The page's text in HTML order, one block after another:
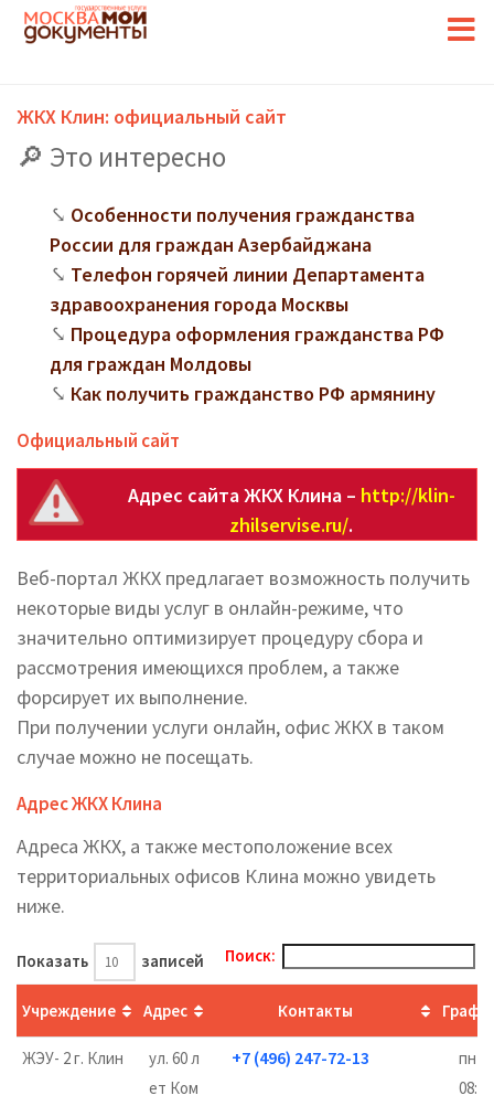
ЖКХ Клин: официальный сайт
Это интересно
Особенности получения гражданства
России для граждан Азербайджана
Телефон горячей линии Департамента
здравоохранения города Москвы
Процедура оформления гражданства РФ
для граждан Молдовы
Как получить гражданство РФ армянину
Официальный сайт
Адрес сайта ЖКХ Клина – http://klin-
zhilservise.ru/.
Веб-портал ЖКХ предлагает возможность получить
некоторые виды услуг в онлайн-режиме, что
значительно оптимизирует процедуру сбора и
рассмотрения имеющихся проблем, а также
форсирует их выполнение.
При получении услуги онлайн, офис ЖКХ в таком
случае можно не посещать.
Адрес ЖКХ Клина
Адреса ЖКХ, а также местоположение всех
территориальных офисов Клина можно увидеть
ниже.
Показать записей Поиск:
Учреждение Адрес Контакты
ЖЭУ- 2 г. Клин
ул. 60 л
ет Ком
+7 (496) 247-72-13
пн-